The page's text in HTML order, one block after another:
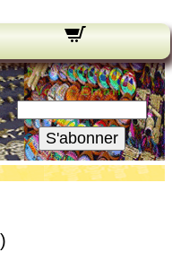
Nos bulletins:
Votre Email:
S'abonner